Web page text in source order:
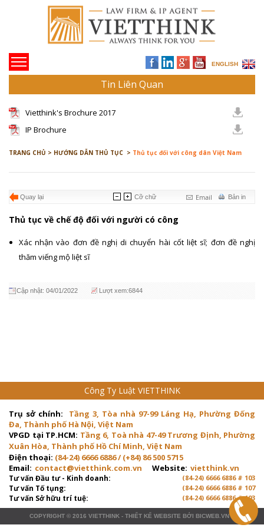
ENGLISH
Tin Liên Quan
Vietthink's Brochure 2017
IP Brochure
TRANG CHỦ > HƯỚNG DẪN THỦ TỤC > Thủ tục đối với công dân Việt Nam
Quay lại Bản in
Email
Cỡ chữ
Thủ tục về chế độ đối với người có công
Xác nhận vào đơn đề nghị di chuyển hài cốt liệt sĩ; đơn đề nghị
thăm viếng mộ liệt sĩ
Cập nhật: 04/01/2022 Lượt xem:6844
Công Ty Luật VIETTHINK
Trụ sở chính:
Tầng 3, Tòa nhà 97-99 Láng Hạ, Phường Đống
Đa, Thành phố Hà Nội, Việt Nam
VPGD tại TP.HCM: Tầng 6, Toà nhà 47-49 Trương Định, Phường
Xuân Hòa, Thành phố Hồ Chí Minh, Việt Nam
Điện thoại: (84-24) 6666 6886 / (+84) 86 500 5715
Email: contact@vietthink.com.vn Website: vietthink.vn
Tư vấn Đầu tư - Kinh doanh: (84-24) 6666 6886 # 103
Tư vấn Tố tụng: (84-24) 6666 6886 # 107
Tư vấn Sở hữu trí tuệ: (84-24) 6666 6886 # 103
COPYRIGHT © 2016 VIETTHINK - THIẾT KẾ WEBSITE BỞI BICWEB.VN™